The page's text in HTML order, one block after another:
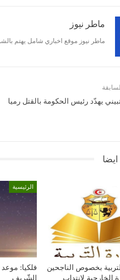
ماطر نيوز
ماطر نيوز موقع اخباري شامل يهتم
يهدّد رئيس الحكومة بالقتل رميا
بخصوص الناجحين
الخارجية لانتداب
الرئيسية
فلكيا:
الشّريف